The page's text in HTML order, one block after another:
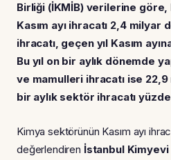
Birliği (İKMİB) verilerine
Kasım ayı ihracatı 2,4
ihracatı, geçen yıl Kasım
Bu yıl on bir aylık dönemde
ve mamulleri ihracatı ise 22,9
bir aylık sektör ihracatı
Kimya sektörünün Kasım ayı
değerlendiren İstanbul